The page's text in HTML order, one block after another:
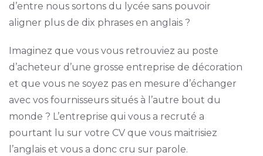
d’entre nous sortons du lycée sans pouvoir
aligner plus de dix phrases en anglais ?
Imaginez que vous vous retrouviez au poste
d’acheteur d’une grosse entreprise de décoration
et que vous ne soyez pas en mesure d’échanger
avec vos fournisseurs situés à l’autre bout du
monde ? L’entreprise qui vous a recruté a
pourtant lu sur votre CV que vous maitrisiez
l’anglais et vous a donc cru sur parole.